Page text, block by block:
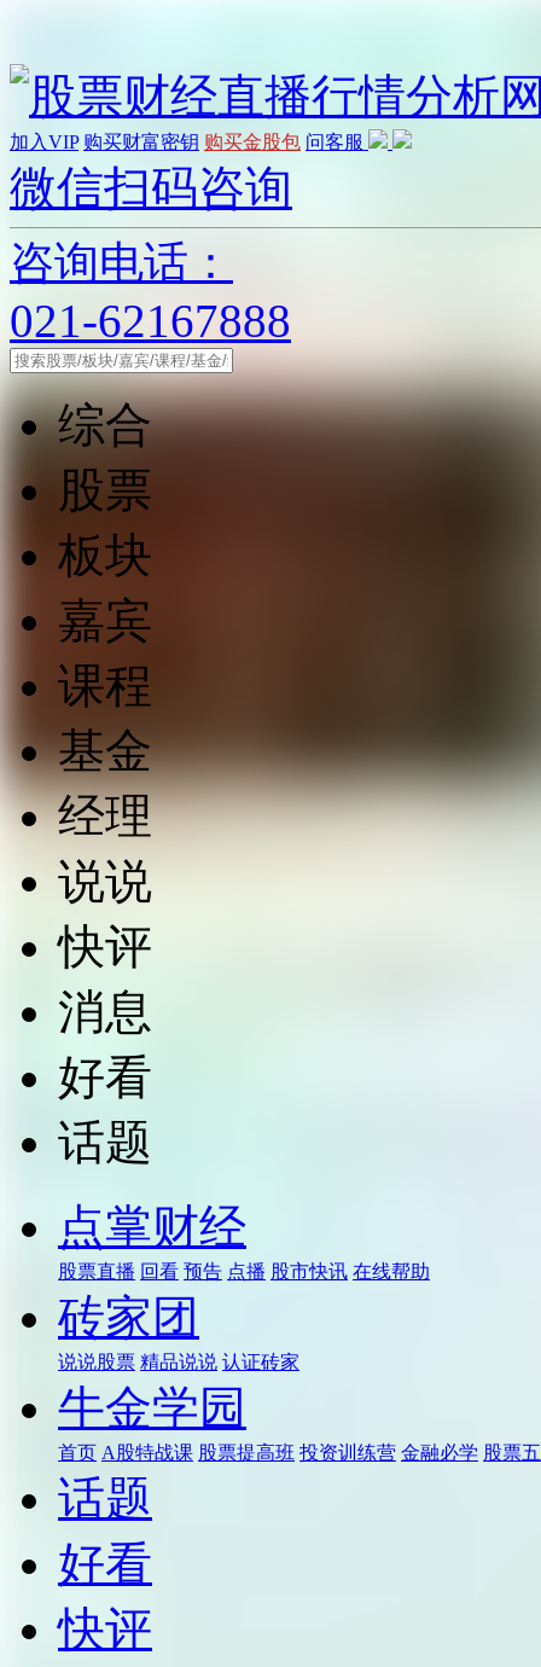
加入VIP 购买财富密钥 购买金股包 问客服
微信扫码咨询
咨询电话：
021-62167888
综合
股票
板块
嘉宾
课程
基金
经理
说说
快评
消息
好看
话题
点掌财经
股票直播 回看 预告 点播 股市快讯 在线帮助
砖家团
说说股票 精品说说 认证砖家
牛金学园
首页 A股特战课 股票提高班 投资训练营 金融必学 股票
话题
好看
快评